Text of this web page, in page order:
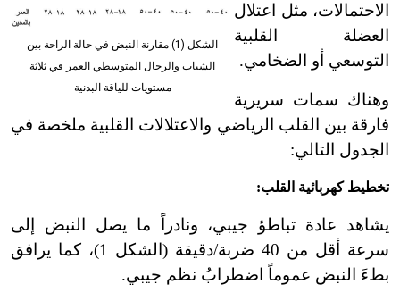
الشكل (1) مقارنة النبض في حالة الراحة بين
الشباب والرجال المتوسطي العمر في ثلاثة
مستويات للياقة البدنية
الاحتمالات، مثل اعتلال
العضلة القلبية
التوسعي أو الضخامي.
وهناك سمات سريرية
فارقة بين القلب الرياضي والاعتلالات القلبية ملخصة في
الجدول التالي:
تخطيط كهربائية القلب:
يشاهد عادة تباطؤ جيبي، ونادراً ما يصل النبض إلى
سرعة أقل من 40 ضربة/دقيقة (الشكل 1)، كما يرافق
بطءَ النبض عموماً اضطرابُ نظم جيبي.